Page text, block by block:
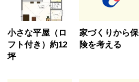
小さな平屋（ロ
フト付き）約12
坪
家づくりから保
険を考える